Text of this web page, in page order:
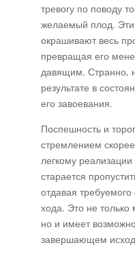
тревогу по поводу
желаемый плод. Эти
окрашивают весь
превращая его
давящим. Странно,
результате в
его завоевания.
Поспешность и
стремлением
легкому
старается
отдавая
хода. Это не только
но и имеет
завершающем